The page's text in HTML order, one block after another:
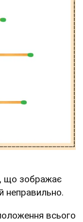
що зображає
неправильно.
всього